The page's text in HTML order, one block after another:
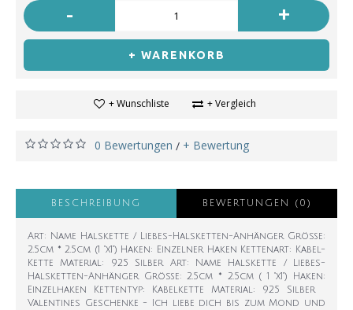
- +
+ WARENKORB
+ Wunschliste + Vergleich
0 Bewertungen / + Bewertung
BESCHREIBUNG BEWERTUNGEN (0)
Art: Name Halskette / Liebes-Halsketten-Anhänger Größe:
2.5cm * 2.5cm (1 "x1") Haken: Einzelner Haken Kettenart: Kabel-
Kette Material: 925 Silber Art: Name Halskette / Liebes-
Halsketten-Anhänger Größe: 2.5cm * 2.5cm ( 1 "x1") Haken:
Einzelhaken Kettentyp: Kabelkette Material: 925 Silber
Valentines Geschenke - Ich liebe dich bis zum Mond und